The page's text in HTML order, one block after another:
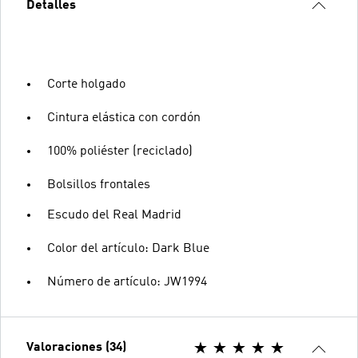
Detalles
Corte holgado
Cintura elástica con cordón
100% poliéster (reciclado)
Bolsillos frontales
Escudo del Real Madrid
Color del artículo: Dark Blue
Número de artículo: JW1994
Valoraciones (34)